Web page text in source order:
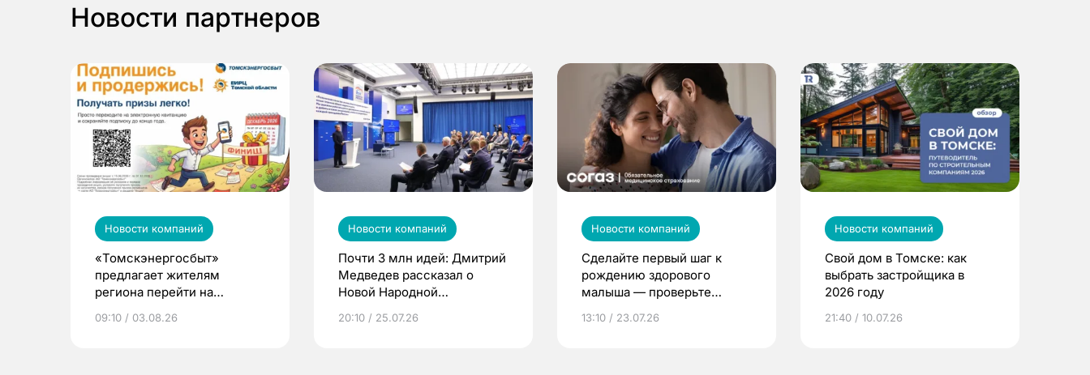
Новости партнеров
Новости компаний
«Томскэнергосбыт»
предлагает жителям
региона перейти на
выиграть призы
09:10 / 03.08.26
Новости компаний
Почти 3 млн идей: Дмитрий
Медведев рассказал о
Новой Народной
20:10 / 25.07.26
Новости компаний
Сделайте первый шаг к
рождению здорового
малыша — проверьте
по ОМС!
13:10 / 23.07.26
Новости компаний
Свой дом в Томске: как
выбрать застройщика в
2026 году
21:40 / 10.07.26